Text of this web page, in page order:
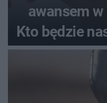
awansem
Kto będzie